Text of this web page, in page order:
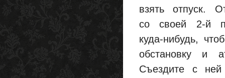
взять отпуск.
со своей 2-й
куда-нибудь,
обстановку и
Съездите с